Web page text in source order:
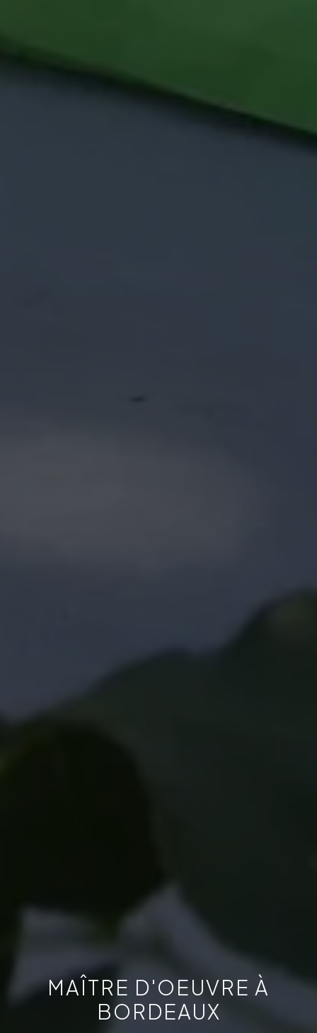
MAÎTRE D'OEUVRE À
BORDEAUX